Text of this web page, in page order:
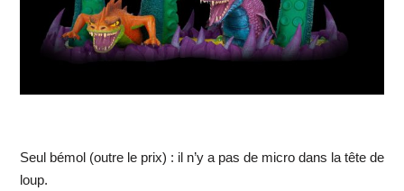
Seul bémol (outre le prix) : il n’y a pas de micro dans la tête de
loup.